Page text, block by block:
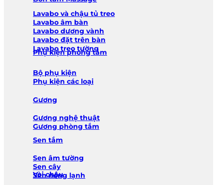
Lavabo và chậu tủ treo
Lavabo âm bàn
Lavabo dương vành
Lavabo đặt trên bàn
Lavabo treo tường
Phụ kiện phòng tắm
Bộ phụ kiện
Phụ kiện các loại
Gương
Gương nghệ thuật
Gương phòng tắm
Sen tắm
Sen âm tường
Sen cây
Sen nóng lạnh
Vòi chậu